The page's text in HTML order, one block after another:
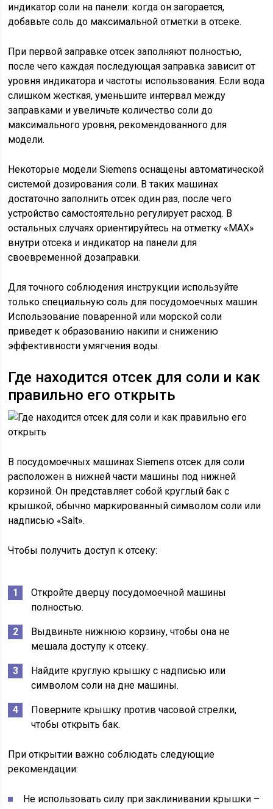
индикатор соли на панели: когда он загорается,
добавьте соль до максимальной отметки в отсеке.
При первой заправке отсек заполняют полностью,
после чего каждая последующая заправка зависит от
уровня индикатора и частоты использования. Если вода
слишком жесткая, уменьшите интервал между
заправками и увеличьте количество соли до
максимального уровня, рекомендованного для
модели.
Некоторые модели Siemens оснащены автоматической
системой дозирования соли. В таких машинах
достаточно заполнить отсек один раз, после чего
устройство самостоятельно регулирует расход. В
остальных случаях ориентируйтесь на отметку «MAX»
внутри отсекa и индикатор на панели для
своевременной дозаправки.
Для точного соблюдения инструкции используйте
только специальную соль для посудомоечных машин.
Использование поваренной или морской соли
приведет к образованию накипи и снижению
эффективности умягчения воды.
Где находится отсек для соли и как
правильно его открыть
В посудомоечных машинах Siemens отсек для соли
расположен в нижней части машины под нижней
корзиной. Он представляет собой круглый бак с
крышкой, обычно маркированный символом соли или
надписью «Salt».
Чтобы получить доступ к отсеку:
Откройте дверцу посудомоечной машины
полностью.
Выдвиньте нижнюю корзину, чтобы она не
мешала доступу к отсеку.
Найдите круглую крышку с надписью или
символом соли на дне машины.
Поверните крышку против часовой стрелки,
чтобы открыть бак.
При открытии важно соблюдать следующие
рекомендации:
Не использовать силу при заклинивании крышки –